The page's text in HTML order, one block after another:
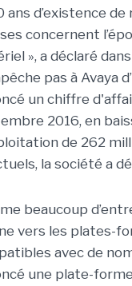
ans d’existence
concernent
», a déclaré
pas à Avaya
un chiffre
2016, en
de 262
la société a
beaucoup
vers les plates-
avec de
une plate-